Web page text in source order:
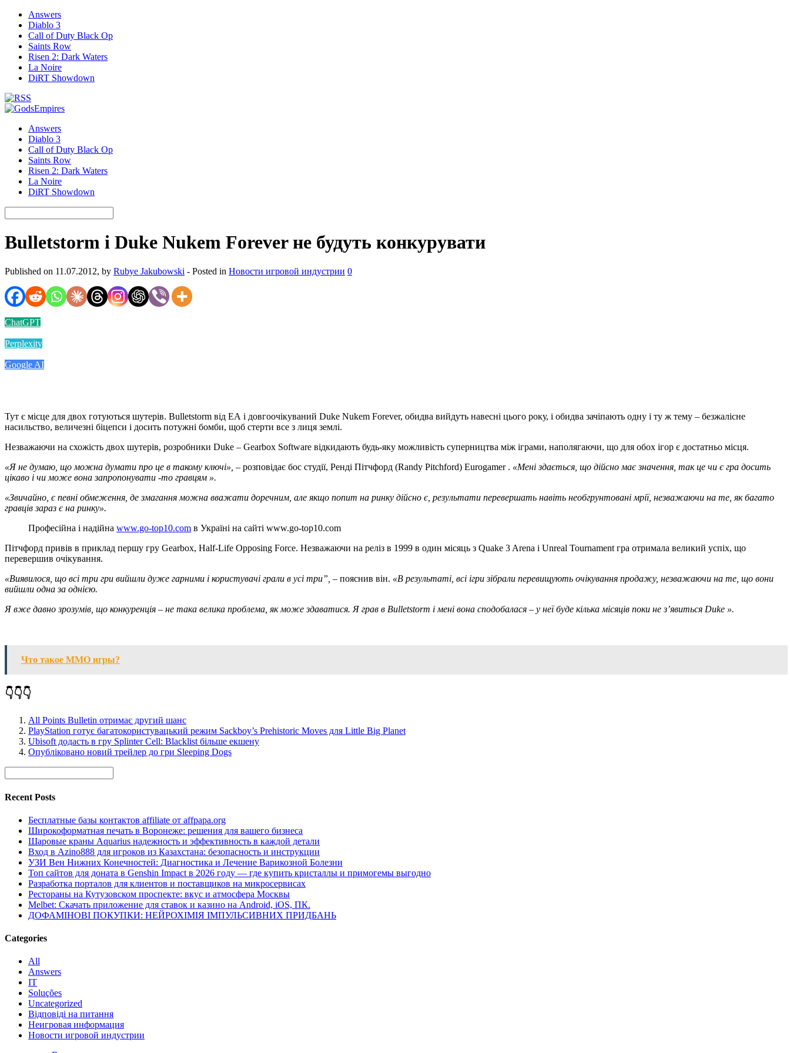
Answers
Diablo 3
Call of Duty Black Op
Saints Row
Risen 2: Dark Waters
La Noire
DiRT Showdown
Answers
Diablo 3
Call of Duty Black Op
Saints Row
Risen 2: Dark Waters
La Noire
DiRT Showdown
Bulletstorm і Duke Nukem Forever не будуть конкурувати
Published on 11.07.2012, by Rubye Jakubowski - Posted in Новости игровой индустрии 0
ChatGPT
Perplexity
Google AI
Тут є місце для двох готуються шутерів. Bulletstorm від ЕА і довгоочікуваний Duke Nukem Forever, обидва вийдуть навесні цього року, і обидва зачіпають одну і ту ж тему – безжалісне
насильство, величезні біцепси і досить потужні бомби, щоб стерти все з лиця землі.
Незважаючи на схожість двох шутерів, розробники Duke – Gearbox Software відкидають будь-яку можливість суперництва між іграми, наполягаючи, що для обох ігор є достатньо місця.
«Я не думаю, що можна думати про це в такому ключі», – розповідає бос студії, Ренді Пітчфорд (Randy Pitchford) Eurogamer . «Мені здається, що дійсно має значення, так це чи є гра досить
цікаво і чи може вона запропонувати -то гравцям ».
«Звичайно, є певні обмеження, де змагання можна вважати доречним, але якщо попит на ринку дійсно є, результати перевершать навіть необгрунтовані мрії, незважаючи на те, як багато
гравців зараз є на ринку».
Професійна і надійна www.go-top10.com в Україні на сайті www.go-top10.com
Пітчфорд привів в приклад першу гру Gearbox, Half-Life Opposing Force. Незважаючи на реліз в 1999 в один місяць з Quake 3 Arena і Unreal Tournament гра отримала великий успіх, що
перевершив очікування.
«Виявилося, що всі три гри вийшли дуже гарними і користувачі грали в усі три”, – пояснив він. «В результаті, всі ігри зібрали перевищують очікування продажу, незважаючи на те, що вони
вийшли одна за однією.
Я вже давно зрозумів, що конкуренція – не така велика проблема, як може здаватися. Я грав в Bulletstorm і мені вона сподобалася – у неї буде кілька місяців поки не з’явиться Duke ».
Что такое ММО игры?
👇👇👇
All Points Bulletin отримає другий шанс
PlayStation готує багатокористувацький режим Sackboy’s Prehistoric Moves для Little Big Planet
Ubisoft додасть в гру Splinter Cell: Blacklist більше екшену
Опубліковано новий трейлер до гри Sleeping Dogs
Recent Posts
Бесплатные базы контактов affiliate от affpapa.org
Широкоформатная печать в Воронеже: решения для вашего бизнеса
Шаровые краны Aquarius надежность и эффективность в каждой детали
Вход в Azino888 для игроков из Казахстана: безопасность и инструкции
УЗИ Вен Нижних Конечностей: Диагностика и Лечение Варикозной Болезни
Топ сайтов для доната в Genshin Impact в 2026 году — где купить кристаллы и примогемы выгодно
Разработка порталов для клиентов и поставщиков на микросервисах
Рестораны на Кутузовском проспекте: вкус и атмосфера Москвы
Melbet: Скачать приложение для ставок и казино на Android, iOS, ПК.
ДОФАМІНОВІ ПОКУПКИ: НЕЙРОХІМІЯ ІМПУЛЬСИВНИХ ПРИДБАНЬ
Categories
All
Answers
IT
Soluções
Uncategorized
Відповіді на питання
Неигровая информация
Новости игровой индустрии